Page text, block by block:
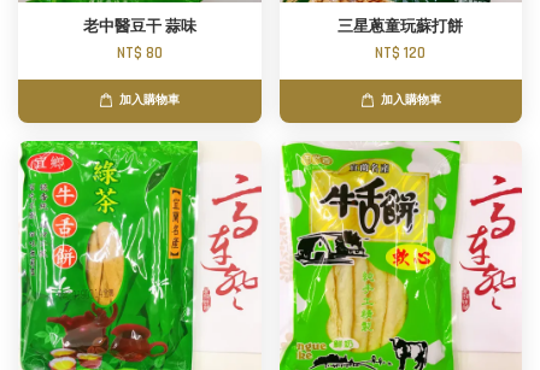
老中醫豆干 蒜味
NT$ 80
加入購物車
三星蔥童玩蘇打餅
NT$ 120
加入購物車